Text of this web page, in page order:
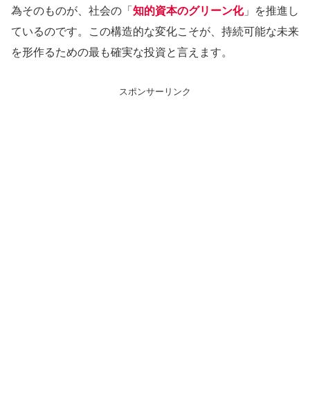
為そのものが、社会の「 知的資本のグリーン化」を推進し
ているのです。この構造的な変化こそが、持続可能な未来
を形作るための最も確実な投資と言えます。
スポンサーリンク